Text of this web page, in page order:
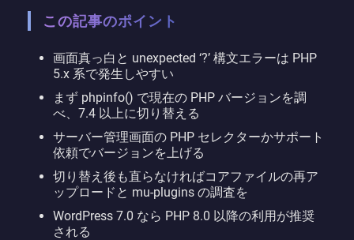
この記事のポイント
画面真っ白と unexpected ‘?’ 構文エラーは PHP
5.x 系で発生しやすい
まず phpinfo() で現在の PHP バージョンを調
べ、7.4 以上に切り替える
サーバー管理画面の PHP セレクターかサポート
依頼でバージョンを上げる
切り替え後も直らなければコアファイルの再ア
ップロードと mu-plugins の調査を
WordPress 7.0 なら PHP 8.0 以降の利用が推奨
される